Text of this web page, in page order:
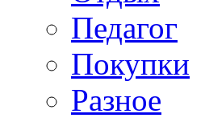
Педагог
Покупки
Разное